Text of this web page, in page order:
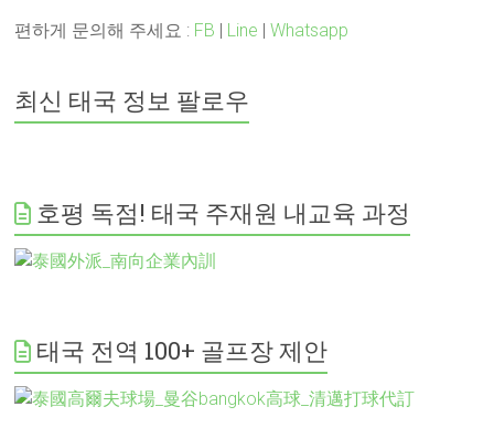
편하게 문의해 주세요 : FB | Line |Whatsapp
최신 태국 정보 팔로우
호평 독점! 태국 주재원 내교육 과정
태국 전역 100+ 골프장 제안